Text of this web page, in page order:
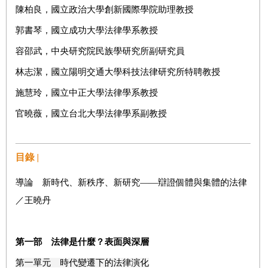
陳柏良， 國立政治大學創新國際學院助理教授
郭書琴，國立成功大學法律學系教授
容邵武，中央研究院民族學研究所副研究員
林志潔，國立陽明交通大學科技法律研究所特聘教授
施慧玲，國立中正大學法律學系教授
官曉薇，國立台北大學法律學系副教授
目錄 |
導論 新時代、新秩序、新研究——辯證個體與集體的法律
／王曉丹
第一部 法律是什麼？表面與深層
第一單元 時代變遷下的法律演化